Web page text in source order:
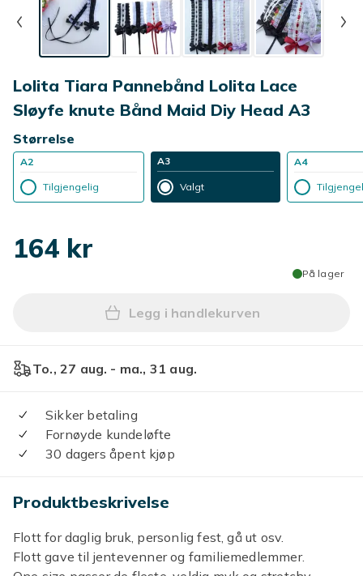
Lolita Tiara Pannebånd Lolita Lace
Sløyfe knute Bånd Maid Diy Head A3
Størrelse
A2
Tilgjengelig
A3
Valgt
A4
164 kr
På lager
Legg Lolita Tiara
Legg i handlekurven
To., 27 aug. - ma., 31 aug.
Sikker betaling
Fornøyde kundeløfte
30 dagers åpent kjøp
Produktbeskrivelse
Flott for daglig bruk, personlig fest, gå ut osv.
Flott gave til jentevenner og familiemedlemmer.